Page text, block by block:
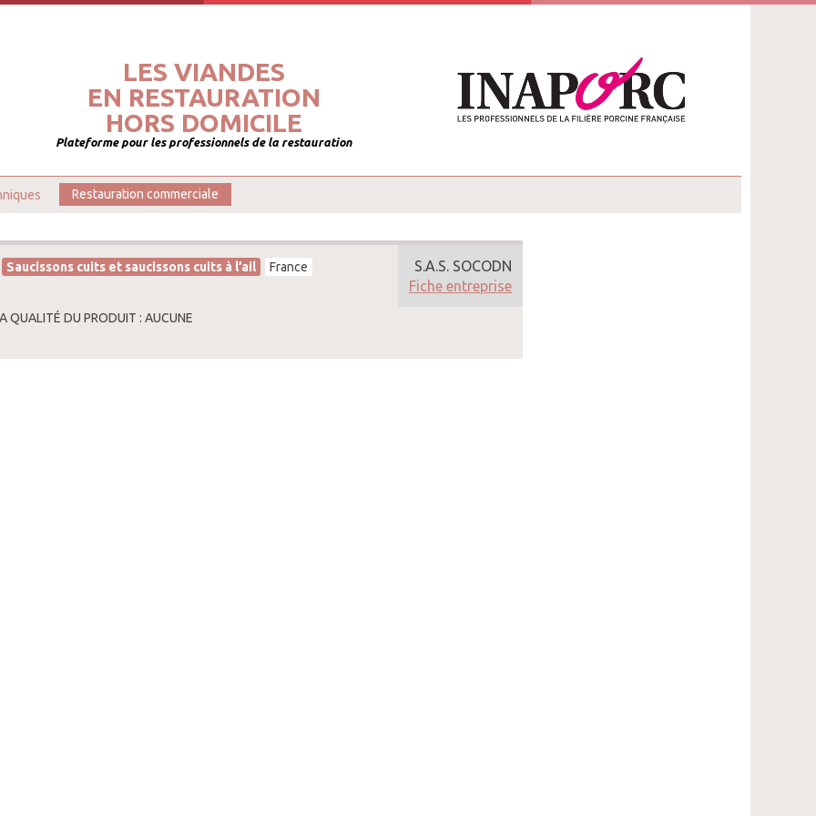
LES VIANDES
EN RESTAURATION
HORS DOMICILE
Plateforme pour les professionnels de la restauration
Restauration commerciale
Saucissons cuits et saucissons cuits à l’ail France
QUALITÉ DU PRODUIT : AUCUNE
S.A.S. SOCODN
Fiche entreprise